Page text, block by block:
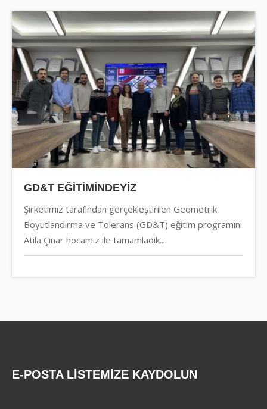
GD&T EĞİTİMİNDEYİZ
Şirketimiz tarafından gerçekleştirilen Geometrik
Boyutlandırma ve Tolerans (GD&T) eğitim programını
Atila Çınar hocamız ile tamamladık....
E-POSTA LİSTEMİZE KAYDOLUN